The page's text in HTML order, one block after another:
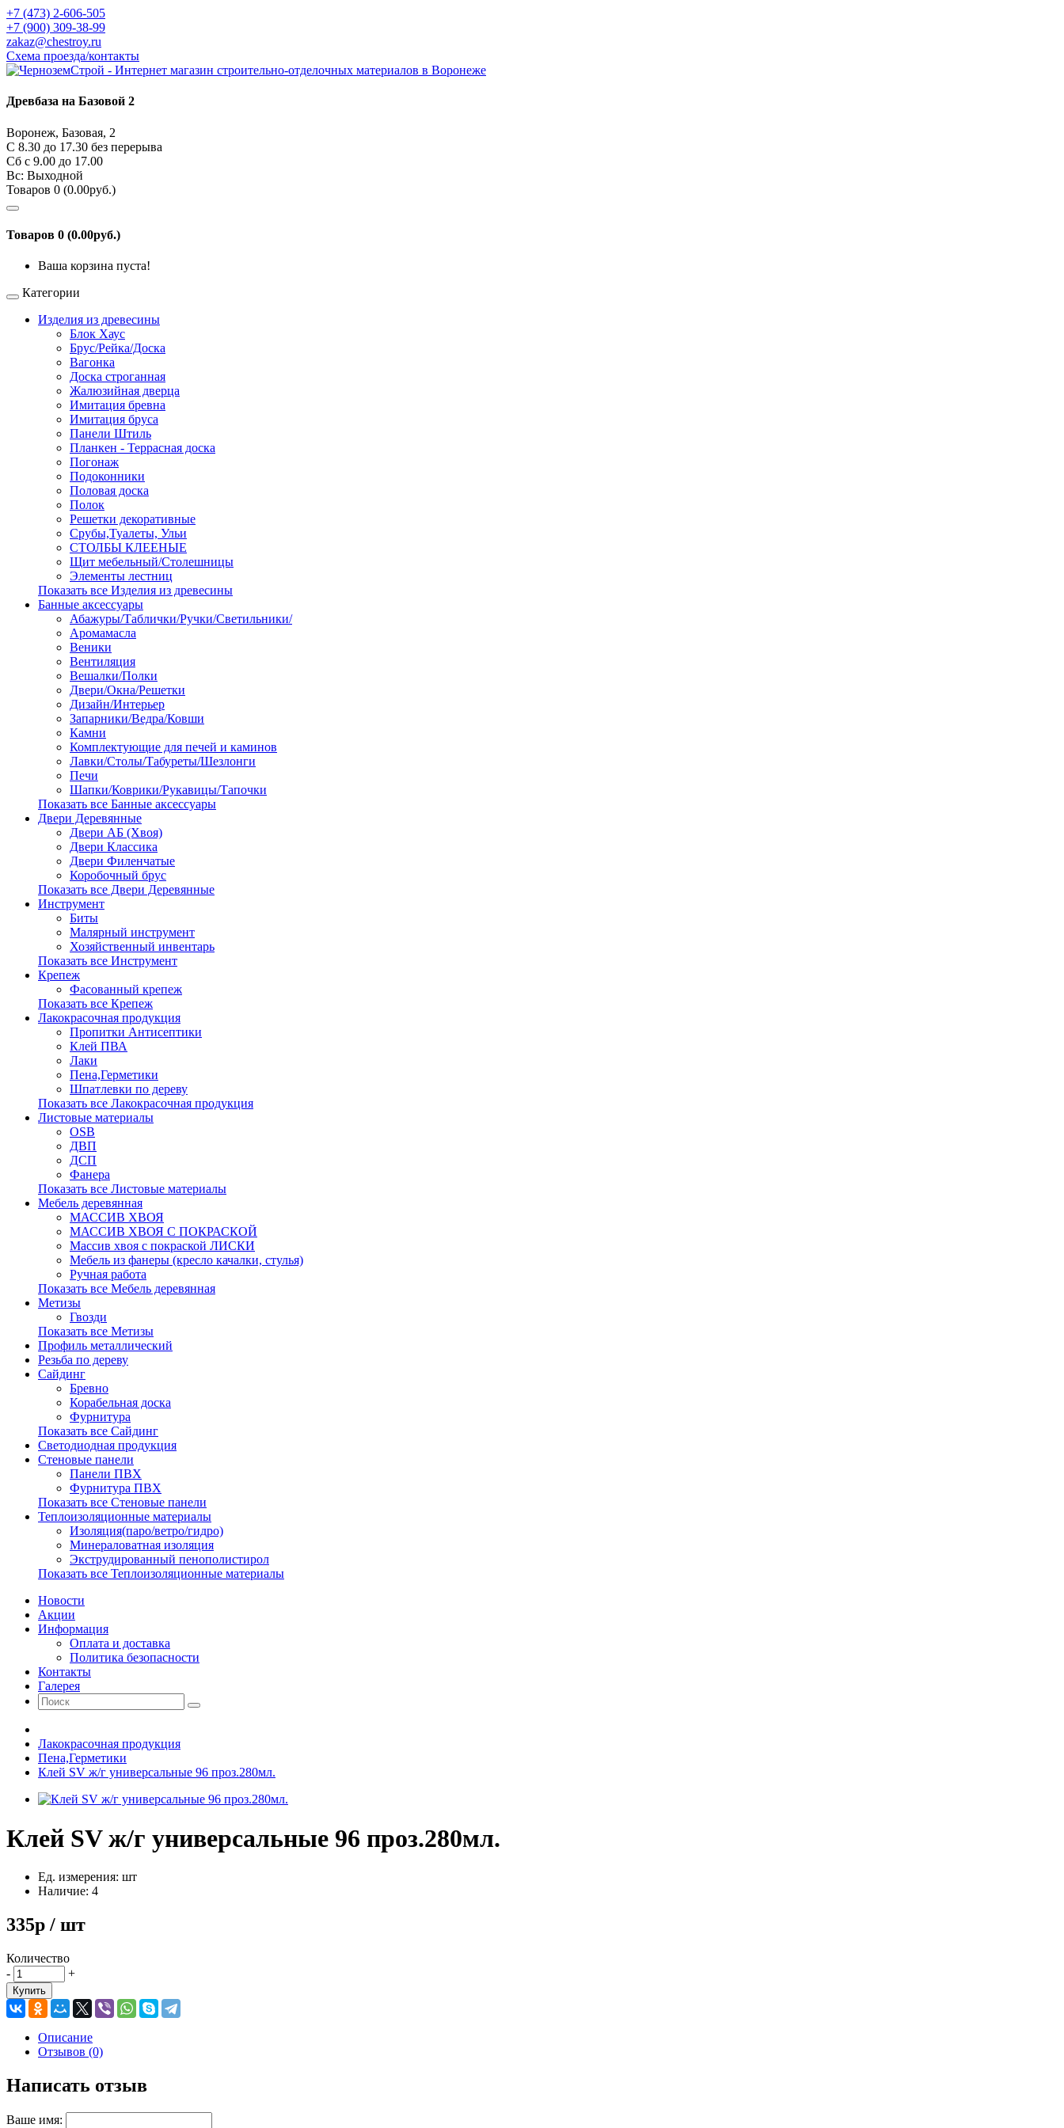
+7 (473) 2-606-505
+7 (900) 309-38-99
zakaz@chestroy.ru
Схема проезда/контакты
Древбаза на Базовой 2
Воронеж, Базовая, 2
С 8.30 до 17.30 без перерыва
Сб c 9.00 до 17.00
Вс: Выходной
Товаров 0 (0.00руб.)
Товаров 0 (0.00руб.)
Ваша корзина пуста!
Категории
Изделия из древесины
Блок Хаус
Брус/Рейка/Доска
Вагонка
Доска строганная
Жалюзийная дверца
Имитация бревна
Имитация бруса
Панели Штиль
Планкен - Террасная доска
Погонаж
Подоконники
Половая доска
Полок
Решетки декоративные
Срубы,Туалеты, Ульи
СТОЛБЫ КЛЕЕНЫЕ
Щит мебельный/Столешницы
Элементы лестниц
Показать все Изделия из древесины
Банные аксессуары
Абажуры/Таблички/Ручки/Светильники/
Аромамасла
Веники
Вентиляция
Вешалки/Полки
Двери/Окна/Решетки
Дизайн/Интерьер
Запарники/Ведра/Ковши
Камни
Комплектующие для печей и каминов
Лавки/Столы/Табуреты/Шезлонги
Печи
Шапки/Коврики/Рукавицы/Тапочки
Показать все Банные аксессуары
Двери Деревянные
Двери АБ (Хвоя)
Двери Классика
Двери Филенчатые
Коробочный брус
Показать все Двери Деревянные
Инструмент
Биты
Малярный инструмент
Хозяйственный инвентарь
Показать все Инструмент
Крепеж
Фасованный крепеж
Показать все Крепеж
Лакокрасочная продукция
Пропитки Антисептики
Клей ПВА
Лаки
Пена,Герметики
Шпатлевки по дереву
Показать все Лакокрасочная продукция
Листовые материалы
OSB
ДВП
ДСП
Фанера
Показать все Листовые материалы
Мебель деревянная
МАССИВ ХВОЯ
МАССИВ ХВОЯ С ПОКРАСКОЙ
Массив хвоя с покраской ЛИСКИ
Мебель из фанеры (кресло качалки, стулья)
Ручная работа
Показать все Мебель деревянная
Метизы
Гвозди
Показать все Метизы
Профиль металлический
Резьба по дереву
Сайдинг
Бревно
Корабельная доска
Фурнитура
Показать все Сайдинг
Светодиодная продукция
Стеновые панели
Панели ПВХ
Фурнитура ПВХ
Показать все Стеновые панели
Теплоизоляционные материалы
Изоляция(паро/ветро/гидро)
Минераловатная изоляция
Экструдированный пенополистирол
Показать все Теплоизоляционные материалы
Новости
Акции
Информация
Оплата и доставка
Политика безопасности
Контакты
Галерея
Лакокрасочная продукция
Пена,Герметики
Клей SV ж/г универсальные 96 проз.280мл.
Клей SV ж/г универсальные 96 проз.280мл.
Ед. измерения: шт
Наличие: 4
335р / шт
Количество
-
+
Купить
Описание
Отзывов (0)
Написать отзыв
Ваше имя: